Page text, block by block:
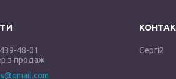
48-01
з продаж
Сергій